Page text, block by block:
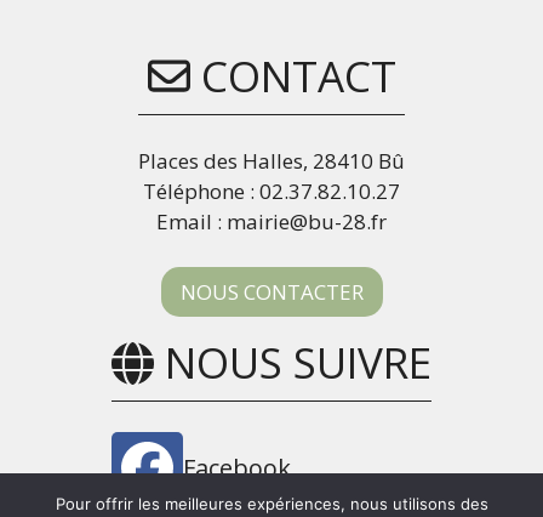
CONTACT
Places des Halles, 28410 Bû
Téléphone : 02.37.82.10.27
Email : mairie@bu-28.fr
NOUS CONTACTER
NOUS SUIVRE
Facebook
Pour offrir les meilleures expériences, nous utilisons des